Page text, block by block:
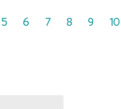
5 6 7 8 9 10